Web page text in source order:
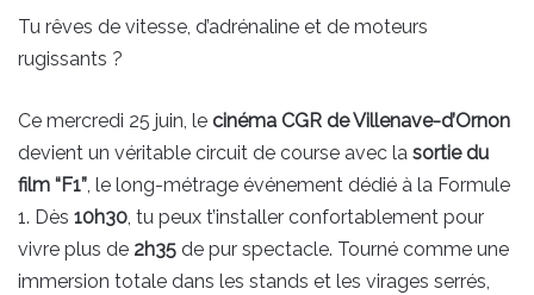
Tu rêves de vitesse, d’adrénaline et de moteurs
rugissants ?
Ce mercredi 25 juin, le cinéma CGR de Villenave-d’Ornon
devient un véritable circuit de course avec la sortie du
film “F1”, le long-métrage événement dédié à la Formule
1. Dès 10h30, tu peux t’installer confortablement pour
vivre plus de 2h35 de pur spectacle. Tourné comme une
immersion totale dans les stands et les virages serrés,